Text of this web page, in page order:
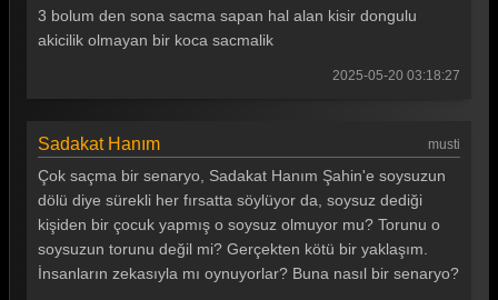
3 bolum den sona sacma sapan hal alan kisir dongulu
akicilik olmayan bir koca sacmalik
2025-05-20 03:18:27
Sadakat Hanım musti
Çok saçma bir senaryo, Sadakat Hanım Şahin'e soysuzun
dölü diye sürekli her fırsatta söylüyor da, soysuz dediği
kişiden bir çocuk yapmış o soysuz olmuyor mu? Torunu o
soysuzun torunu değil mi? Gerçekten kötü bir yaklaşım.
İnsanların zekasıyla mı oynuyorlar? Buna nasıl bir senaryo?